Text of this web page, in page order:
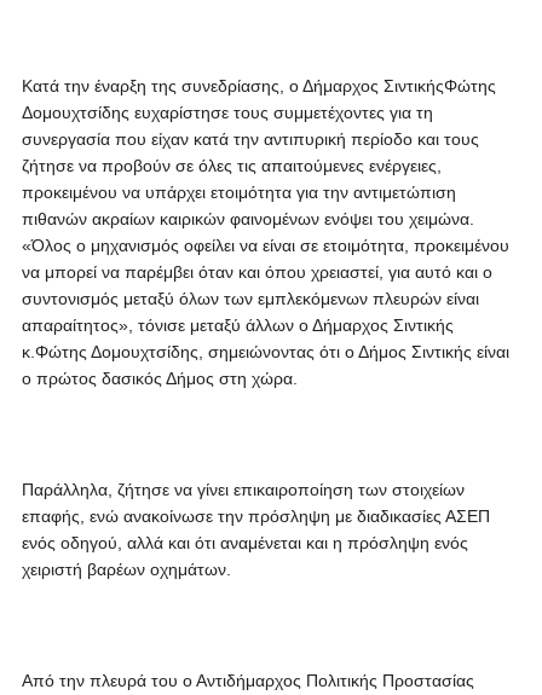
Κατά την έναρξη της συνεδρίασης, ο Δήμαρχος ΣιντικήςΦώτης
Δομουχτσίδης ευχαρίστησε τους συμμετέχοντες για τη
συνεργασία που είχαν κατά την αντιπυρική περίοδο και τους
ζήτησε να προβούν σε όλες τις απαιτούμενες ενέργειες,
προκειμένου να υπάρχει ετοιμότητα για την αντιμετώπιση
πιθανών ακραίων καιρικών φαινομένων ενόψει του χειμώνα.
«Όλος ο μηχανισμός οφείλει να είναι σε ετοιμότητα, προκειμένου
να μπορεί να παρέμβει όταν και όπου χρειαστεί, για αυτό και ο
συντονισμός μεταξύ όλων των εμπλεκόμενων πλευρών είναι
απαραίτητος», τόνισε μεταξύ άλλων ο Δήμαρχος Σιντικής
κ.Φώτης Δομουχτσίδης, σημειώνοντας ότι ο Δήμος Σιντικής είναι
ο πρώτος δασικός Δήμος στη χώρα.
Παράλληλα, ζήτησε να γίνει επικαιροποίηση των στοιχείων
επαφής, ενώ ανακοίνωσε την πρόσληψη με διαδικασίες ΑΣΕΠ
ενός οδηγού, αλλά και ότι αναμένεται και η πρόσληψη ενός
χειριστή βαρέων οχημάτων.
Από την πλευρά του ο Αντιδήμαρχος Πολιτικής Προστασίας